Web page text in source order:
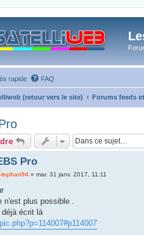
rapide FAQ
(retour vers le site) Forums feeds
Pro
» mar. 31 janv. 2017, 11:11
n'est plus possible .
déjà écrit là